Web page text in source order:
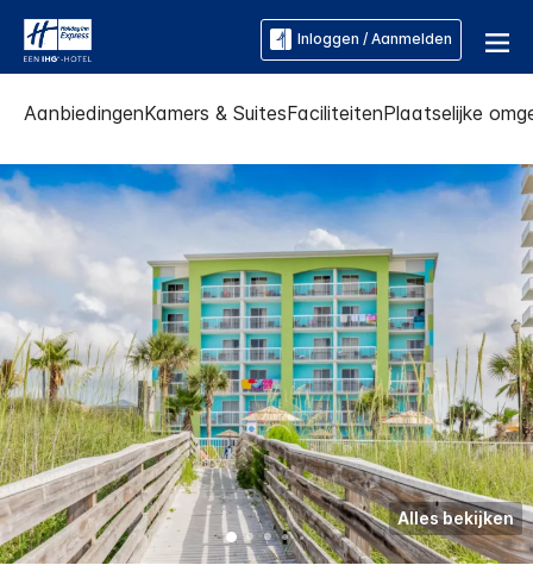
Inloggen / Aanmelden
AanbiedingenKamers & SuitesFaciliteitenPlaatselijke
Alles bekijken